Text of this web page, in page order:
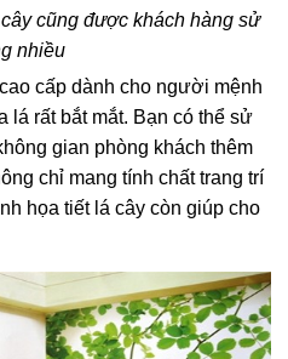
cũng được khách hàng sử
nhiều
cấp dành cho người mệnh
lá rất bắt mắt. Bạn có thể sử
gian phòng khách thêm
chỉ mang tính chất trang trí
họa tiết lá cây còn giúp cho